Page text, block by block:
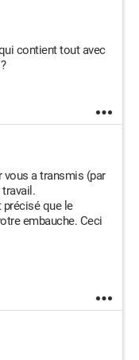
contient tout avec
vous a transmis (par
précisé que le
embauche. Ceci